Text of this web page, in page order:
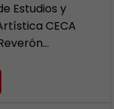
Estudios y
CECA